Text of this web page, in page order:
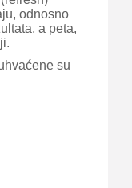
odnosno
a peta,
su